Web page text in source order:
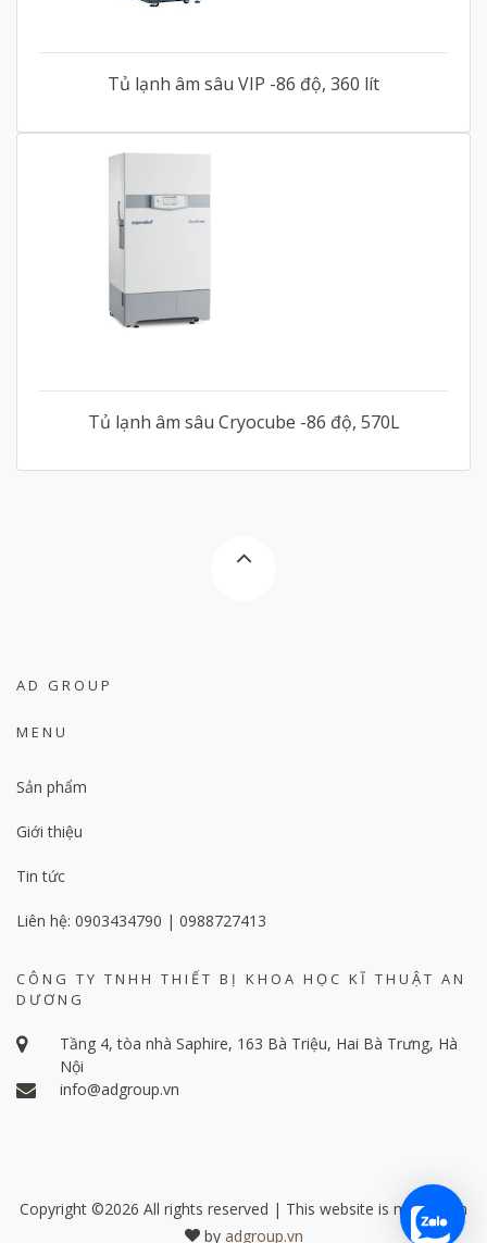
Tủ lạnh âm sâu VIP -86 độ, 360 lít
Tủ lạnh âm sâu Cryocube -86 độ, 570L
AD GROUP
MENU
Sản phẩm
Giới thiệu
Tin tức
Liên hệ: 0903434790 | 0988727413
CÔNG TY TNHH THIẾT BỊ KHOA HỌC KĨ THUẬT AN
DƯƠNG
Tầng 4, tòa nhà Saphire, 163 Bà Triệu, Hai Bà Trưng, Hà
Nội
info@adgroup.vn
Copyright ©2026 All rights reserved | This website is made with
by adgroup.vn